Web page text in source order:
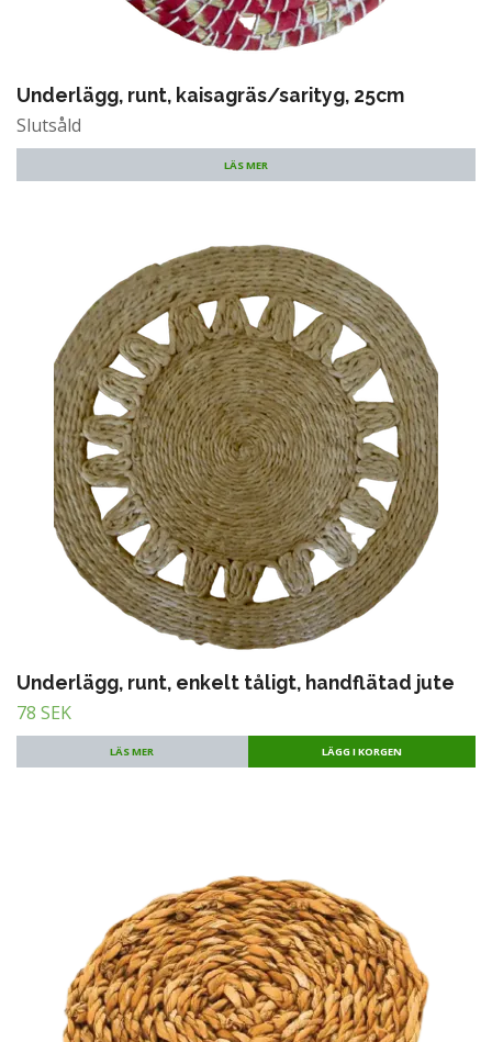
Underlägg, runt, kaisagräs/sarityg, 25cm
Slutsåld
LÄS MER
Underlägg, runt, enkelt tåligt, handflätad jute
78 SEK
LÄS MER